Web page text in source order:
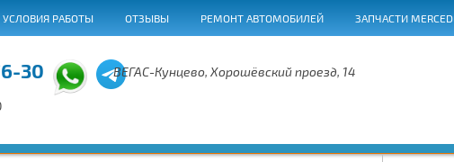
УСЛОВИЯ РАБОТЫ ОТЗЫВЫ РЕМОНТ АВТОМОБИЛЕЙ ЗАПЧАСТИ
30 ВЕГАС-Кунцево, Хорошёвский проезд, 14